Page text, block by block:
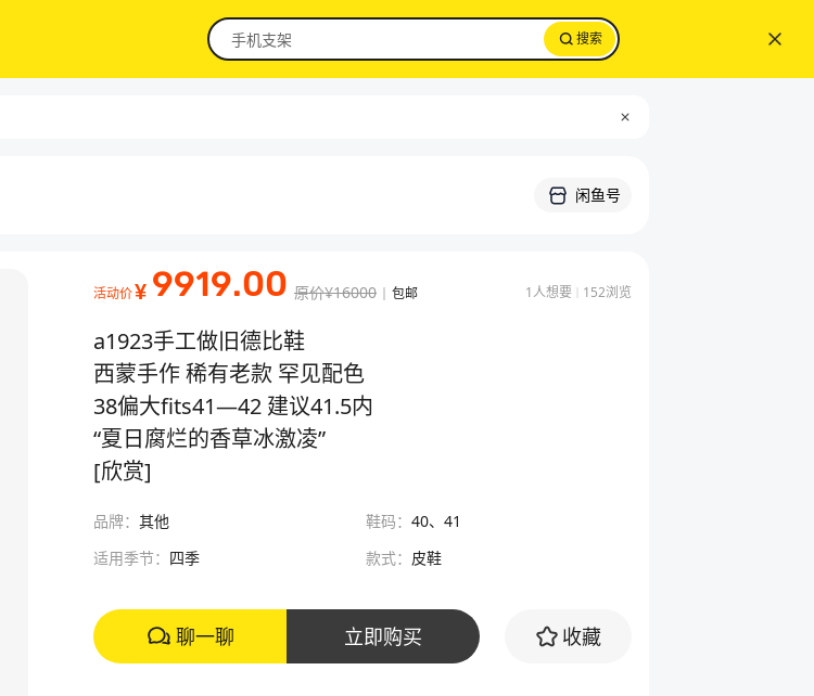
搜索
闲鱼号
活动价¥ 9919.00 原价¥16000 包邮 1人想要 152浏览
a1923手工做旧德比鞋
西蒙手作 稀有老款 罕见配色
38偏大fits41—42 建议41.5内
“夏日腐烂的香草冰激凌”
[欣赏]
品牌： 其他 鞋码： 40、41
适用季节： 四季 款式： 皮鞋
聊一聊 立即购买 收藏